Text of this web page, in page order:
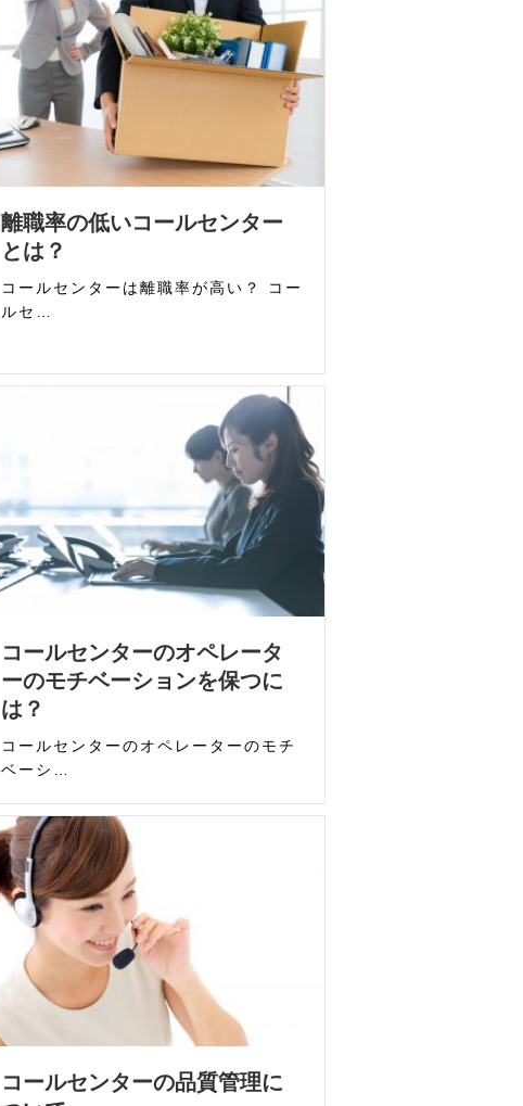
離職率の低いコールセンター
とは？
コールセンターは離職率が高い？ コー
ルセ…
コールセンターのオペレータ
ーのモチベーションを保つに
は？
コールセンターのオペレーターのモチ
ベーシ…
コールセンターの品質管理に